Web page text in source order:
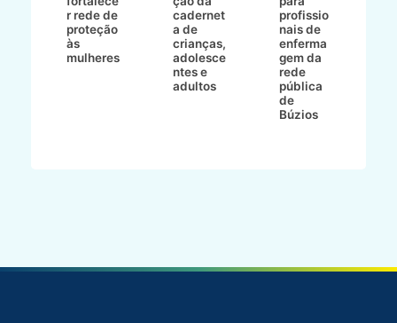
r rede de
proteção
às
mulheres
cadernet
a de
crianças,
adolesce
ntes e
adultos
profissio
nais de
enferma
gem da
rede
pública
de
Búzios